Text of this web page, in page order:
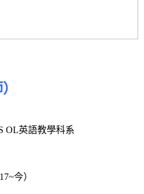
OL英語教學科系
今）